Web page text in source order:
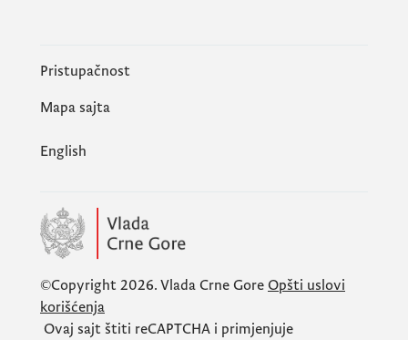
Pristupačnost
Mapa sajta
English
©Copyright 2026. Vlada Crne Gore Opšti uslovi
korišćenja
Ovaj sajt štiti reCAPTCHA i primjenjuje